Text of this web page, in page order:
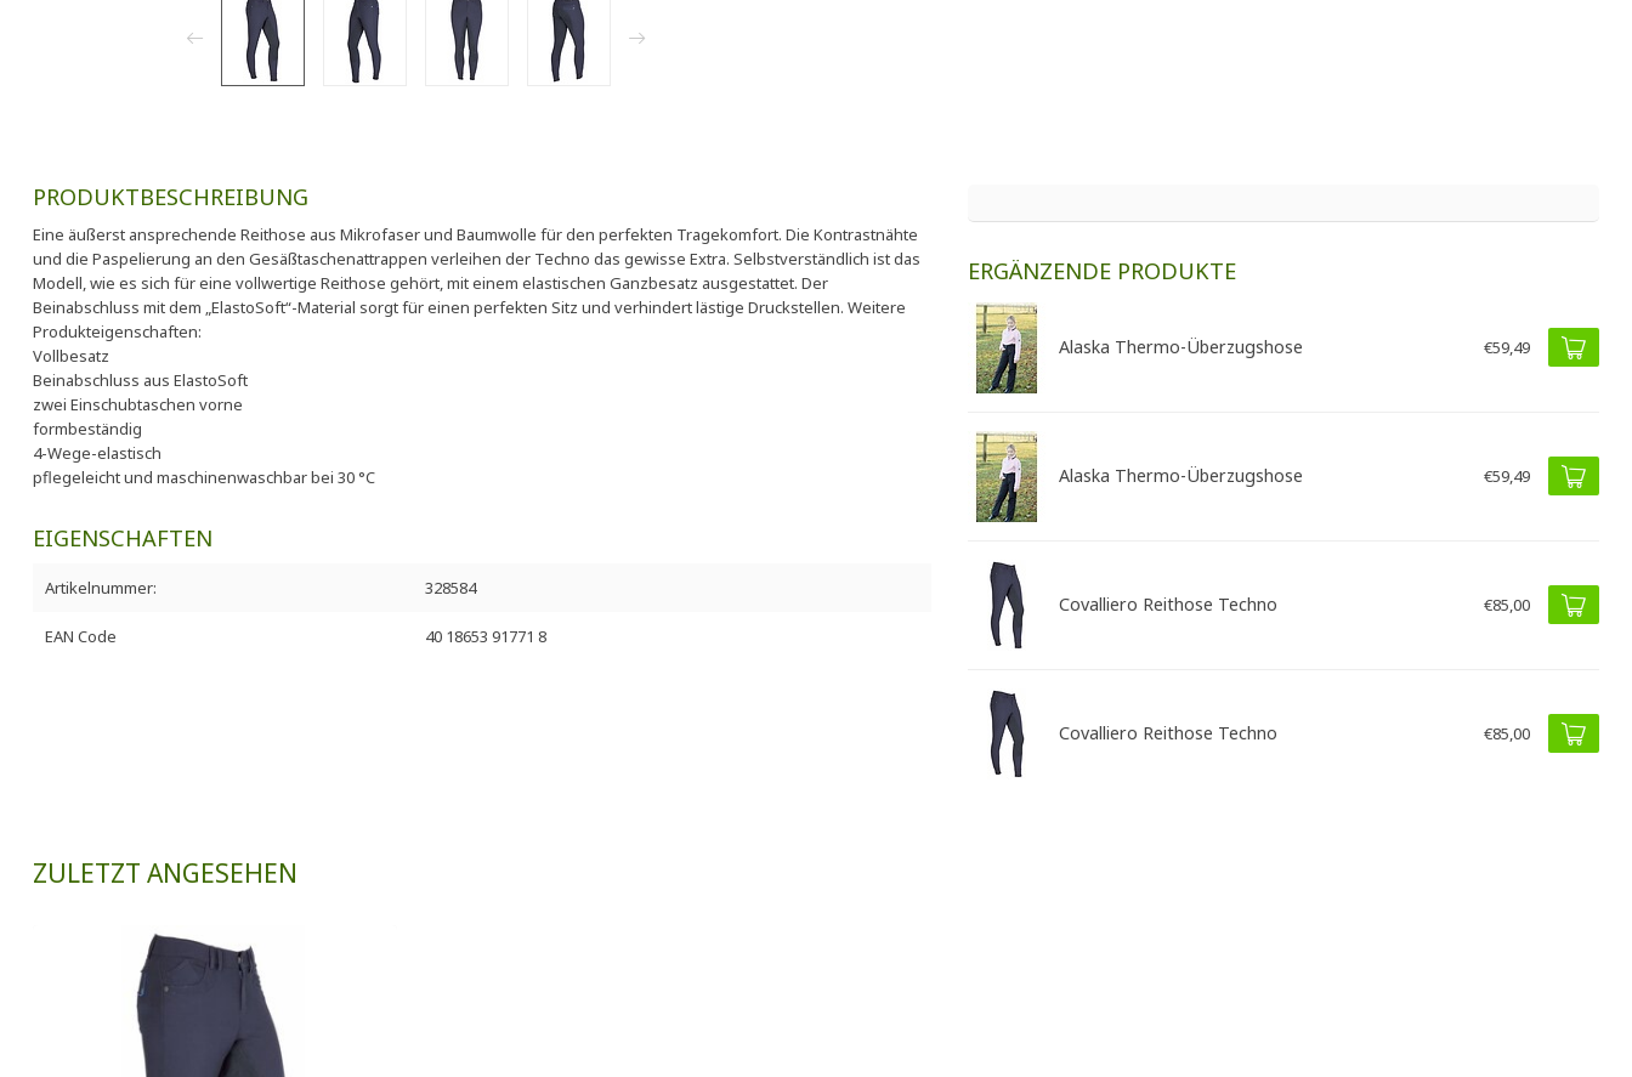
PRODUKTBESCHREIBUNG
Eine äußerst ansprechende Reithose aus Mikrofaser und Baumwolle für den perfekten Tragekomfort. Die Kontrastnähte
und die Paspelierung an den Gesäßtaschenattrappen verleihen der Techno das gewisse Extra. Selbstverständlich ist das
Modell, wie es sich für eine vollwertige Reithose gehört, mit einem elastischen Ganzbesatz ausgestattet. Der
Beinabschluss mit dem „ElastoSoft“-Material sorgt für einen perfekten Sitz und verhindert lästige Druckstellen. Weitere
Produkteigenschaften:
Vollbesatz
Beinabschluss aus ElastoSoft
zwei Einschubtaschen vorne
formbeständig
4-Wege-elastisch
pflegeleicht und maschinenwaschbar bei 30 °C
EIGENSCHAFTEN
Artikelnummer: 328584
EAN Code 40 18653 91771 8
ERGÄNZENDE PRODUKTE
Alaska Thermo-Überzugshose €59,49
Alaska Thermo-Überzugshose €59,49
Covalliero Reithose Techno €85,00
Covalliero Reithose Techno €85,00
ZULETZT ANGESEHEN